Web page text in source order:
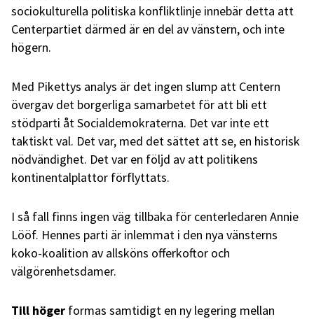
sociokulturella politiska konfliktlinje innebär detta att
Centerpartiet därmed är en del av vänstern, och inte
högern.
Med Pikettys analys är det ingen slump att Centern
övergav det borgerliga samarbetet för att bli ett
stödparti åt Socialdemokraterna. Det var inte ett
taktiskt val. Det var, med det sättet att se, en historisk
nödvändighet. Det var en följd av att politikens
kontinentalplattor förflyttats.
I så fall finns ingen väg tillbaka för centerledaren Annie
Lööf. Hennes parti är inlemmat i den nya vänsterns
koko-koalition av allsköns offerkoftor och
välgörenhetsdamer.
Till höger formas samtidigt en ny legering mellan